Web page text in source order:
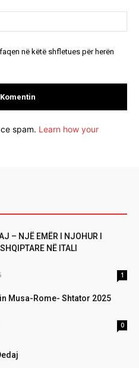
në këtë shfletues për herën
spam. Learn how your
– NJË EMËR I NJOHUR I
NË ITALI
1
Musa-Rome- Shtator 2025
0